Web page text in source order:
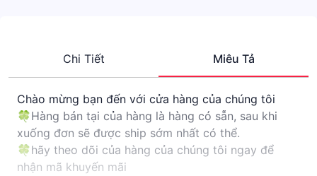
Chi Tiết Miêu Tả
Chào mừng bạn đến với cửa hàng của chúng tôi
🍀Hàng bán tại của hàng là hàng có sẵn, sau khi
xuống đơn sẽ được ship sớm nhất có thể.
🍀hãy theo dõi của hàng của chúng tôi ngay để
nhận mã khuyến mãi